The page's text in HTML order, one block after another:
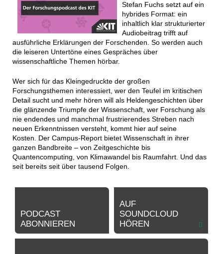
Stefan Fuchs setzt auf ein
hybrides Format: ein
inhaltlich klar strukturierter
Audiobeitrag trifft auf
ausführliche Erklärungen der Forschenden. So werden auch
die leiseren Untertöne eines Gespräches über
wissenschaftliche Themen hörbar.
Wer sich für das Kleingedruckte der großen
Forschungsthemen interessiert, wer den Teufel im kritischen
Detail sucht und mehr hören will als Heldengeschichten über
die glänzende Triumpfe der Wissenschaft, wer Forschung als
nie endendes und manchmal frustrierendes Streben nach
neuen Erkenntnissen versteht, kommt hier auf seine
Kosten. Der Campus-Report bietet Wissenschaft in ihrer
ganzen Bandbreite – von Zeitgeschichte bis
Quantencomputing, von Klimawandel bis Raumfahrt. Und das
seit bereits seit über tausend Folgen.
PODCAST
ABONNIEREN
AUF
SOUNDCLOUD
HÖREN